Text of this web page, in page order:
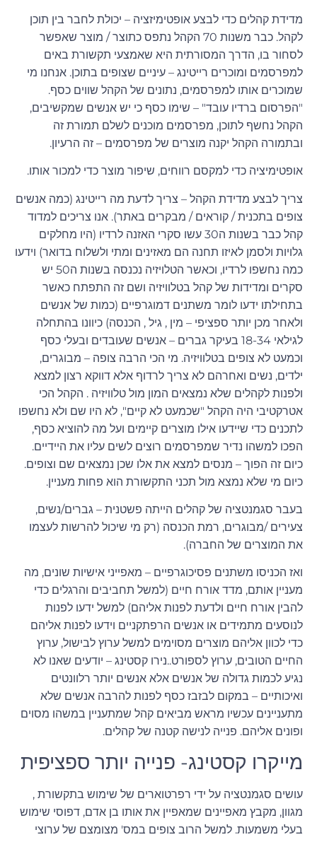
מדידת קהלים כדי לבצע אופטימיזציה – יכולת לחבר בין תוכן
לקהל. כבר משנות 70 הקהל נתפס כתוצר / מוצר שאפשר
לסחור בו, הדרך המסורתית היא שאמצעי תקשורת באים
למפרסמים ומוכרים רייטינג – עיניים שצופים בתוכן. אנחנו מי
שמוכרים אותו למפרסמים, נתונים של הקהל שווים כסף.
"הפרסום ברדיו עובד" – שימו כסף כי יש אנשים שמקשיבים,
הקהל נחשף לתוכן, מפרסמים מוכנים לשלם תמורת זה
ובתמורה הקהל יקנה מוצרים של מפרסמים – זה הרעיון.
אופטימיציה כדי למקסם רווחים, שיפור מוצר כדי למכור אותו.
צריך לבצע מדידת הקהל – צריך לדעת מה רייטינג (כמה אנשים
צופים בתכנית / קוראים / מבקרים באתר). אנו צריכים למדוד
קהל כבר בשנות ה30 עשו סקרי האזנה לרדיו (היו מחלקים
גלויות ולסמן לאיזו תחנה הם מאזינים ומתי ולשלוח בדואר) וידעו
כמה נחשפו לרדיו, וכאשר הטלויזיה נכנסה בשנות ה50 יש
סקרים ומדידות של קהל בטלוויזיה ושם זה התפתח כאשר
בתחילתו ידעו לומר משתנים דמוגרפיים (כמות של אנשים
ולאחר מכן יותר ספציפי – מין , גיל , הכנסה) כיוונו בהתחלה
לגילאי 18-34 בעיקר גברים – אנשים שעובדים ובעלי כסף
וכמעט לא צופים בטלוויזיה. מי הכי הרבה צופה – מבוגרים,
ילדים, נשים ואחרהם לא צריך לרדוף אלא דווקא רצון למצא
ולפנות לקהלים שלא נמצאים המון מול טלוויזיה . הקהל הכי
אטרקטיבי היה הקהל "שכמעט לא קיים", לא היו שם ולא נחשפו
לתכנים כדי שיידעו אילו מוצרים קיימים ועל מה להוציא כסף,
הפכו למשהו נדיר שמפרסמים רוצים לשים עליו את היידיים.
כיום זה הפוך – מנסים למצא את אלו שכן נמצאים שם וצופים.
כיום מי שלא נמצא מול תכני התקשורת הוא פחות מעניין.
בעבר סגמנטציה של קהלים הייתה פשטנית – גברים/נשים,
צעירים /מבוגרים, רמת הכנסה (רק מי שיכול להרשות לעצמו
את המוצרים של החברה).
ואז הכניסו משתנים פסיכוגרפיים – מאפייני אישיות שונים, מה
מעניין אותם, מדד אורח חיים (למשל תחביבים והרגלים כדי
להבין אורח חיים ולדעת לפנות אליהם) למשל ידעו לפנות
לנוסעים מתמידים או אנשים הרפתקניים וידעו לפנות אליהם
כדי לכוון אליהם מוצרים מסוימים למשל ערוץ לבישול, ערוץ
החיים הטובים, ערוץ לספורט..נירו קסטינג– יודעים שאנו לא
נגיע לכמות גדולה של אנשים אלא אנשים יותר רלוונטים
ואיכותיים – במקום לבזבז כסף לפנות להרבה אנשים שלא
מתעניינים עכשיו מראש מביאים קהל שמתעניין במשהו מסוים
ופונים אליהם. פנייה לנישה קטנה של קהלים.
מייקרו קסטינג- פנייה יותר ספציפית
עושים סגמנטציה על ידי רפרטוארים של שימוש בתקשורת ,
מגוון, מקבץ מאפיינים שמאפיין את אותו בן אדם, דפוסי שימוש
בעלי משמעות. למשל הרוב צופים במס' מצומצם של ערוצי